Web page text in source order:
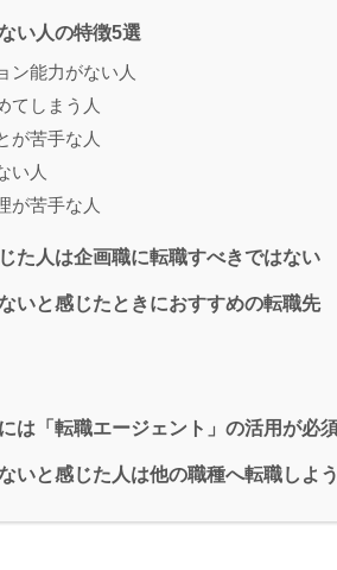
い人の特徴5選
ン能力がない人
てしまう人
が苦手な人
い人
が苦手な人
た人は企画職に転職すべきではない
いと感じたときにおすすめの転職先
は「転職エージェント」の活用が必
いと感じた人は他の職種へ転職しよう